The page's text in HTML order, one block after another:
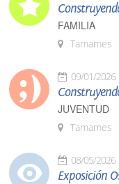
FAMILIA
Tamames
09/01/2026
JUVENTUD
Tamames
08/05/2026
Exposición